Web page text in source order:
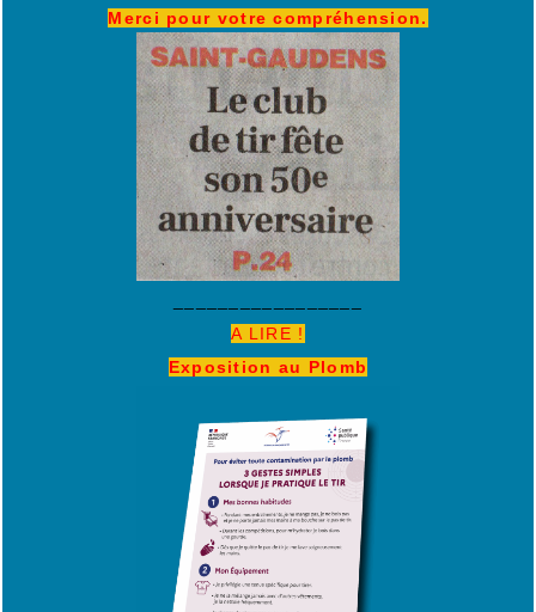
Merci pour votre compréhension.
A LIRE !
Exposition au Plomb